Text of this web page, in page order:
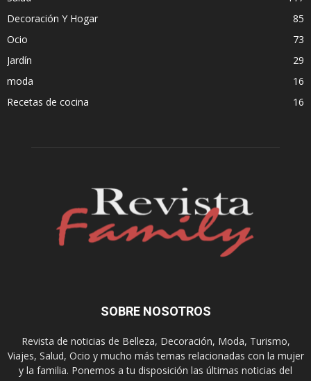
Decoración Y Hogar
85
Ocio
73
Jardín
29
moda
16
Recetas de cocina
16
SOBRE NOSOTROS
Revista de noticias de Belleza, Decoración, Moda, Turismo,
Viajes, Salud, Ocio y mucho más temas relacionadas con la mujer
y la familia. Ponemos a tu disposición las últimas noticias del